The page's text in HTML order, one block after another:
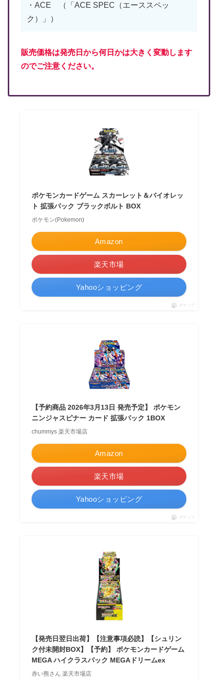
・ACE （「ACE SPEC（エーススペッ
ク）」）
販売価格は発売日から何日かは大きく変動します
のでご注意ください。
ポケモンカードゲーム スカーレット＆バイオレッ
ト 拡張パック ブラックボルト BOX
ポケモン(Pokemon)
Amazon
楽天市場
Yahooショッピング
ポチップ
【予約商品 2026年3月13日 発売予定】 ポケモン
ニンジャスピナー カード 拡張パック 1BOX
chummys 楽天市場店
Amazon
楽天市場
Yahooショッピング
ポチップ
【発売日翌日出荷】【注意事項必読】【シュリン
ク付未開封BOX】【予約】 ポケモンカードゲーム
MEGA ハイクラスパック MEGAドリームex
赤い熊さん 楽天市場店